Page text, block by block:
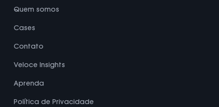
Quem somos
Cases
Contato
Veloce Insights
Aprenda
Política de Privacidade